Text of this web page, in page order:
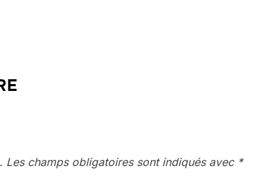
Les champs obligatoires sont indiqués avec *